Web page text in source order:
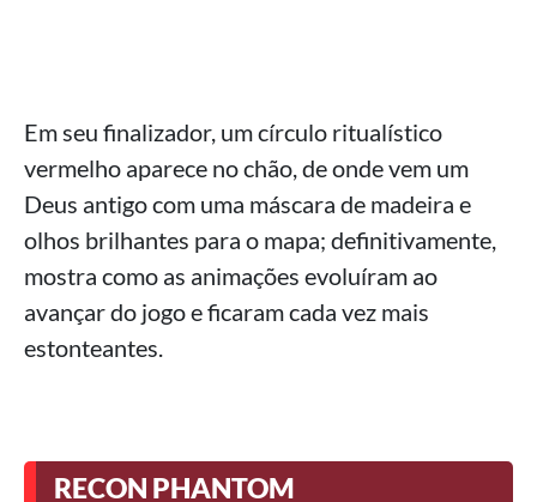
Em seu finalizador, um círculo ritualístico
vermelho aparece no chão, de onde vem um
Deus antigo com uma máscara de madeira e
olhos brilhantes para o mapa; definitivamente,
mostra como as animações evoluíram ao
avançar do jogo e ficaram cada vez mais
estonteantes.
RECON PHANTOM